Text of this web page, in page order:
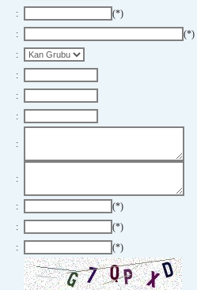
:
(*)
:
(*)
:
:
:
:
:
:
:
(*)
:
(*)
: (*)